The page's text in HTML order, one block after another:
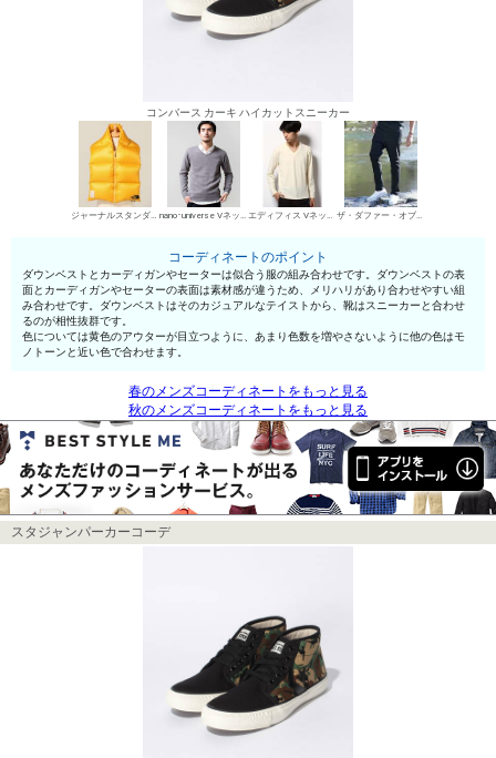
コンバース カーキ ハイカットスニーカー
ジャーナルスタンダード ダウンベスト nano･universe Vネックセーター エディフィス VネックTシャツ ザ・ダファー・オブ・セントジョージ デニムパンツ・ジーンズ
コーディネートのポイント
ダウンベストとカーディガンやセーターは似合う服の組み合わせです。ダウンベストの表
面とカーディガンやセーターの表面は素材感が違うため、メリハリがあり合わせやすい組
み合わせです。ダウンベストはそのカジュアルなテイストから、靴はスニーカーと合わせ
るのが相性抜群です。
色については黄色のアウターが目立つように、あまり色数を増やさないように他の色はモ
ノトーンと近い色で合わせます。
春のメンズコーディネートをもっと見る
秋のメンズコーディネートをもっと見る
スタジャンパーカーコーデ